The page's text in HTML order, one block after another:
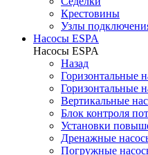
Крестовины
Узлы
Насосы ESPA
Насосы ESPA
Назад
Горизонтальные
Горизонтальные
Вертикальные
Блок контроля
Установки
Дренажные
Погружные